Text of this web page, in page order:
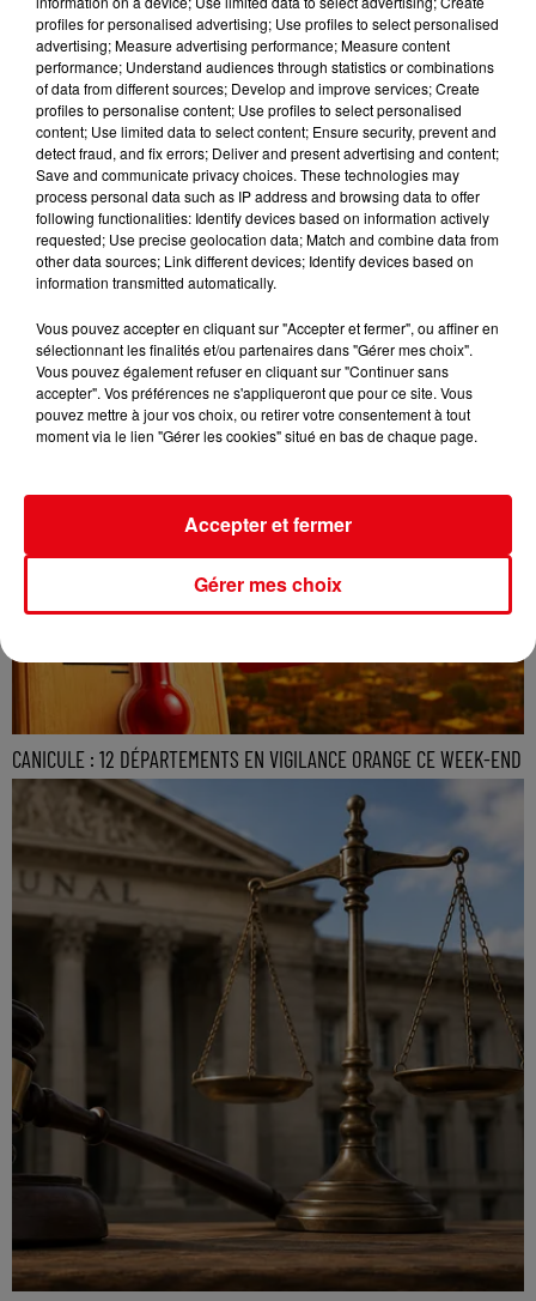
LES DERNIÈRES INFOS
CANICULE : 12 DÉPARTEMENTS EN VIGILANCE ORANGE CE WEEK-END
profiles for personalised advertising; Use profiles to select personalised
advertising; Measure advertising performance; Measure content
performance; Understand audiences through statistics or combinations
of data from different sources; Develop and improve services; Create
profiles to personalise content; Use profiles to select personalised
content; Use limited data to select content; Ensure security, prevent and
detect fraud, and fix errors; Deliver and present advertising and content;
Save and communicate privacy choices. These technologies may
process personal data such as IP address and browsing data to offer
following functionalities: Identify devices based on information actively
requested; Use precise geolocation data; Match and combine data from
other data sources; Link different devices; Identify devices based on
information transmitted automatically.
Vous pouvez accepter en cliquant sur "Accepter et fermer", ou affiner en
sélectionnant les finalités et/ou partenaires dans "Gérer mes choix".
Vous pouvez également refuser en cliquant sur "Continuer sans
accepter". Vos préférences ne s'appliqueront que pour ce site. Vous
pouvez mettre à jour vos choix, ou retirer votre consentement à tout
moment via le lien "Gérer les cookies" situé en bas de chaque page.
Gérer mes choix
Accepter et fermer